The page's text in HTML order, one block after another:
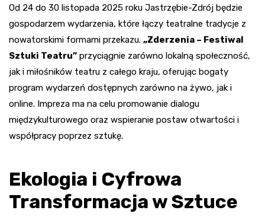
Od 24 do 30 listopada 2025 roku Jastrzębie-Zdrój będzie
gospodarzem wydarzenia, które łączy teatralne tradycje z
nowatorskimi formami przekazu. „Zderzenia – Festiwal
Sztuki Teatru” przyciągnie zarówno lokalną społeczność,
jak i miłośników teatru z całego kraju, oferując bogaty
program wydarzeń dostępnych zarówno na żywo, jak i
online. Impreza ma na celu promowanie dialogu
międzykulturowego oraz wspieranie postaw otwartości i
współpracy poprzez sztukę.
Ekologia i Cyfrowa
Transformacja w Sztuce